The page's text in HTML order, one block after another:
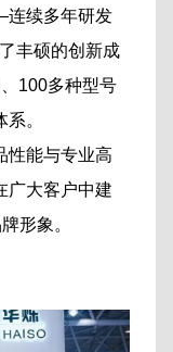
续多年研发
丰硕的创新成
100多种型号
。
性能与专业高
广大客户中建
形象。